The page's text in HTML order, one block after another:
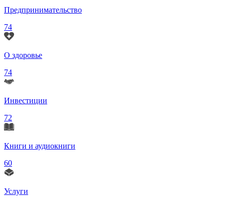
Предпринимательство
74
О здоровье
74
Инвестиции
72
Книги и аудиокниги
60
Услуги